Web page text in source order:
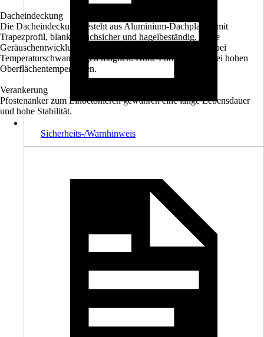
Dacheindeckung
Die Dacheindeckung besteht aus Aluminium-Dachplatten mit
Trapezprofil, blank. Bruchsicher und hagelbeständig. Hohe
Geräuschentwicklung bei Niederschlag. Kondensbildung bei
Temperaturschwankungen möglich. Hohe Formstabilität bei hohen
Oberflächentemperaturen.
Verankerung
Pfostenanker zum Einbetonieren gewähren eine lange Lebensdauer
und hohe Stabilität.
Sicherheits-/Warnhinweis